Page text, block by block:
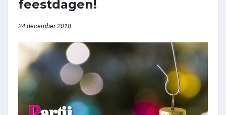
feestdagen!
24 december 2018